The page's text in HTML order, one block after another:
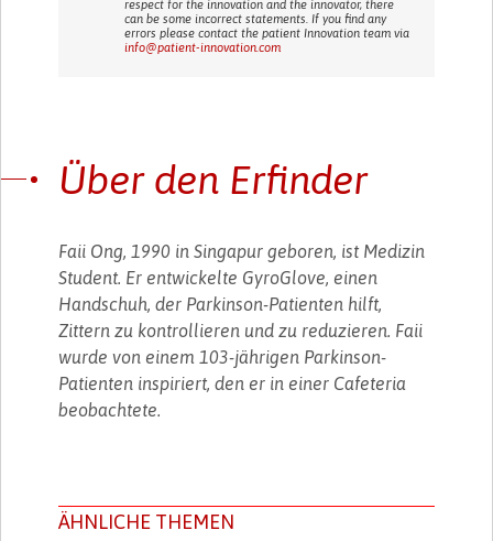
respect for the innovation and the innovator, there
can be some incorrect statements. If you find any
errors please contact the patient Innovation team via
info@patient-innovation.com
Über den Erfinder
Faii Ong, 1990 in Singapur geboren, ist Medizin
Student. Er entwickelte GyroGlove, einen
Handschuh, der Parkinson-Patienten hilft,
Zittern zu kontrollieren und zu reduzieren. Faii
wurde von einem 103-jährigen Parkinson-
Patienten inspiriert, den er in einer Cafeteria
beobachtete.
ÄHNLICHE THEMEN